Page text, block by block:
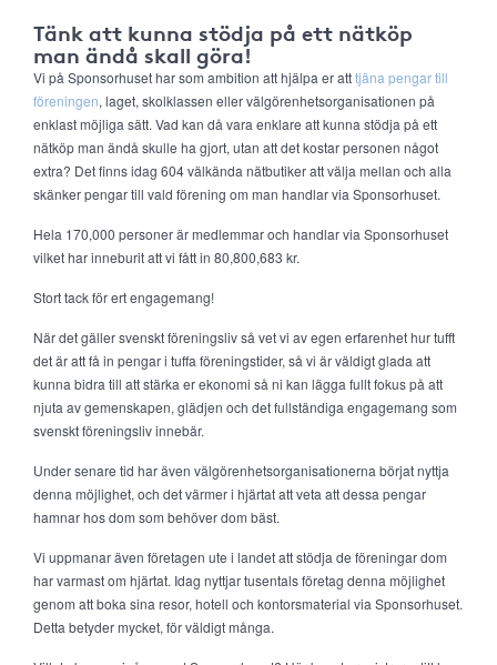
Tänk att kunna stödja på ett nätköp
man ändå skall göra!
Vi på Sponsorhuset har som ambition att hjälpa er atttjäna pengar till
föreningen, laget, skolklassen eller välgörenhetsorganisationen på
enklast möjliga sätt. Vad kan då vara enklare att kunna stödja på ett
nätköp man ändå skulle ha gjort, utan att det kostar personen något
extra? Det finns idag 604 välkända nätbutiker att välja mellan och alla
skänker pengar till vald förening om man handlar via Sponsorhuset.
Hela 170,000 personer är medlemmar och handlar via Sponsorhuset
vilket har inneburit att vi fått in 80,800,683 kr.
Stort tack för ert engagemang!
När det gäller svenskt föreningsliv så vet vi av egen erfarenhet hur tufft
det är att få in pengar i tuffa föreningstider, så vi är väldigt glada att
kunna bidra till att stärka er ekonomi så ni kan lägga fullt fokus på att
njuta av gemenskapen, glädjen och det fullständiga engagemang som
svenskt föreningsliv innebär.
Under senare tid har även välgörenhetsorganisationerna börjat nyttja
denna möjlighet, och det värmer i hjärtat att veta att dessa pengar
hamnar hos dom som behöver dom bäst.
Vi uppmanar även företagen ute i landet att stödja de föreningar dom
har varmast om hjärtat. Idag nyttjar tusentals företag denna möjlighet
genom att boka sina resor, hotell och kontorsmaterial via Sponsorhuset.
Detta betyder mycket, för väldigt många.